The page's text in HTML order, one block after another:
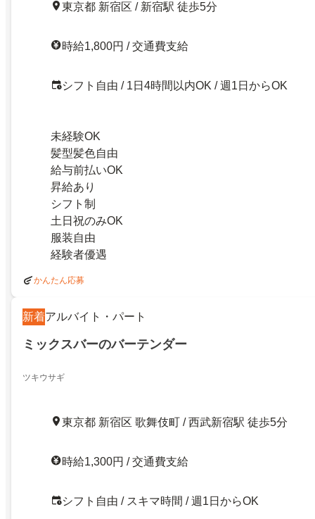
東京都 新宿区 / 新宿駅 徒歩5分
時給1,800円 / 交通費支給
シフト自由 / 1日4時間以内OK / 週1日からOK
未経験OK
髪型髪色自由
給与前払いOK
昇給あり
シフト制
土日祝のみOK
服装自由
経験者優遇
かんたん応募
新着アルバイト・パート
ミックスバーのバーテンダー
ツキウサギ
東京都 新宿区 歌舞伎町 / 西武新宿駅 徒歩5分
時給1,300円 / 交通費支給
シフト自由 / スキマ時間 / 週1日からOK